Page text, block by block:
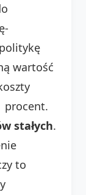
wartość
procent.
stałych.
to